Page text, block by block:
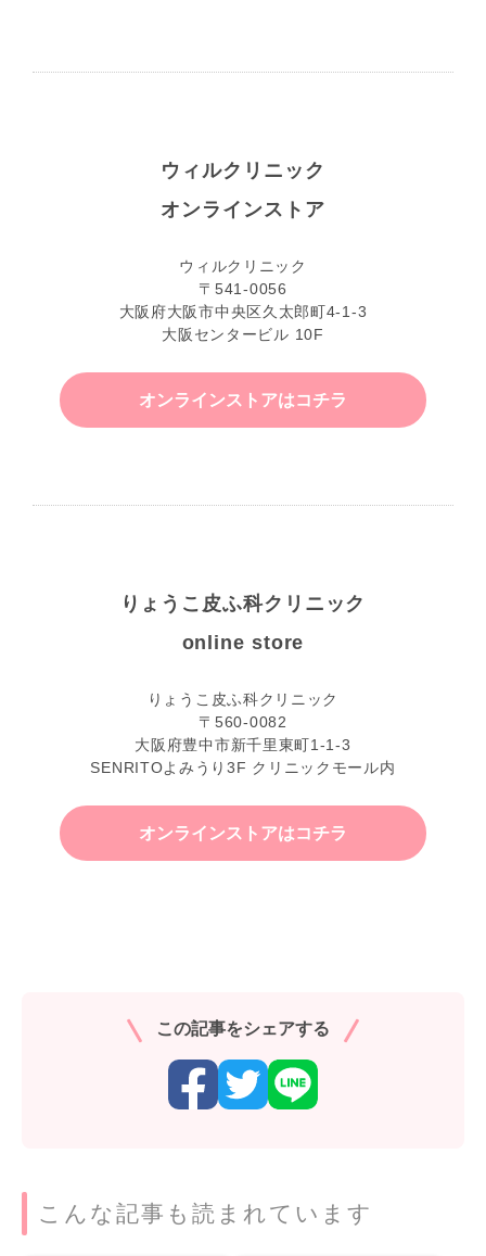
ウィルクリニック
オンラインストア
ウィルクリニック
〒541-0056
大阪府大阪市中央区久太郎町4-1-3
大阪センタービル 10F
オンラインストアはコチラ
りょうこ皮ふ科クリニック
online store
りょうこ皮ふ科クリニック
〒560-0082
大阪府豊中市新千里東町1-1-3
SENRITOよみうり3F クリニックモール内
オンラインストアはコチラ
この記事をシェアする
こんな記事も読まれています